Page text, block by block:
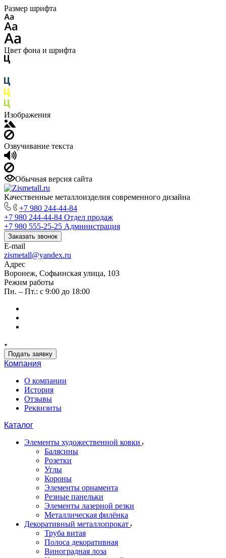
Размер шрифта
Цвет фона и шрифта
Изображения
Озвучивание текста
Обычная версия сайта
Качественные металлоизделия современного дизайна
+7 980 244-44-84
+7 980 244-44-84 Отдел продаж
+7 980 555-25-25 Администрация
Заказать звонок
E-mail
zismetall@yandex.ru
Адрес
Воронеж, Софьинская улица, 103
Режим работы
Пн. – Пт.: с 9:00 до 18:00
Подать заявку
Компания
О компании
История
Отзывы
Реквизиты
Каталог
Элементы художественной ковки
Балясины
Розетки
Углы
Короны
Элементы орнамента
Резные панельки
Элементы лазерной резки
Металлическая филёнка
Декоративный металлопрокат
Труба витая
Полоса декоративная
Виноградная лоза